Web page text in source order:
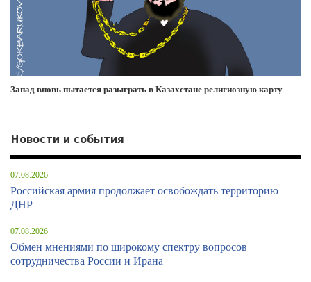
Запад вновь пытается разыграть в Казахстане религиозную карту
Новости и события
07.08.2026
Российская армия продолжает освобождать территорию
ДНР
07.08.2026
Обмен мнениями по широкому спектру вопросов
сотрудничества России и Ирана